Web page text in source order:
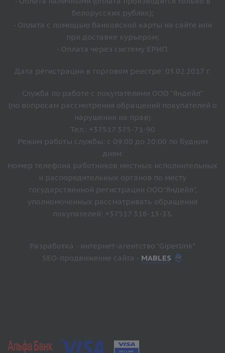
белорусских рублях);
- Оплата с помощью банковской карты на сайте или
при доставке курьером;
- Оплата через систему ЕРИП.
Дата регистрации в торговом реестре: 03.02.2017 г.
Служба по работе с покупателями ООО "Яндейл"
(по вопросам рассмотрения обращений покупателей о
нарушении их прав)
Тел.: +37517 375-71-90
Режим работы службы: с 09:00 до 20:00 по будним
дням.
Номер телефона работников местных исполнительных
и распорядительных органов по месту
государственной регистрации ООО"Яндейл",
уполномоченных рассматривать обращения
покупателей: +37517 318-13-33.
Разработка - интернет-агентство "Giperlink"
SEO-продвижение сайта - MABLES